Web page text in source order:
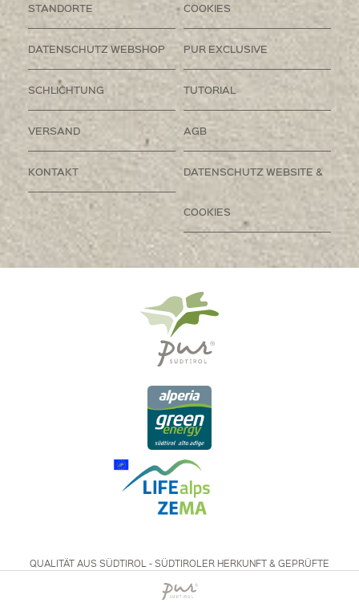
STANDORTE COOKIES
DATENSCHUTZ WEBSHOP PUR EXCLUSIVE
SCHLICHTUNG TUTORIAL
VERSAND AGB
KONTAKT DATENSCHUTZ WEBSITE &
COOKIES
QUALITÄT AUS SÜDTIROL - SÜDTIROLER HERKUNFT & GEPRÜFTE
QUALITÄT